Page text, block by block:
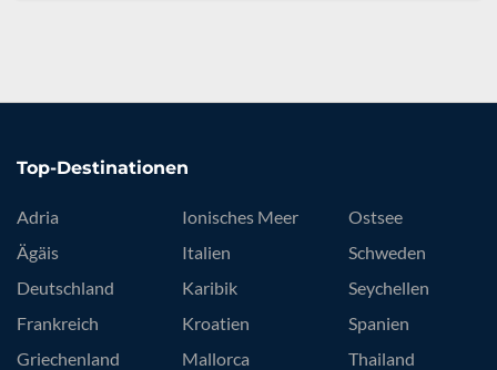
Top-Destinationen
Adria
Ägäis
Deutschland
Frankreich
Griechenland
Ionisches Meer
Italien
Karibik
Kroatien
Mallorca
Ostsee
Schweden
Seychellen
Spanien
Thailand